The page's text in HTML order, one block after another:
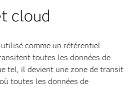
cloud
comme un référentiel
toutes les données de
tel, il devient une zone de transit
toutes les données de